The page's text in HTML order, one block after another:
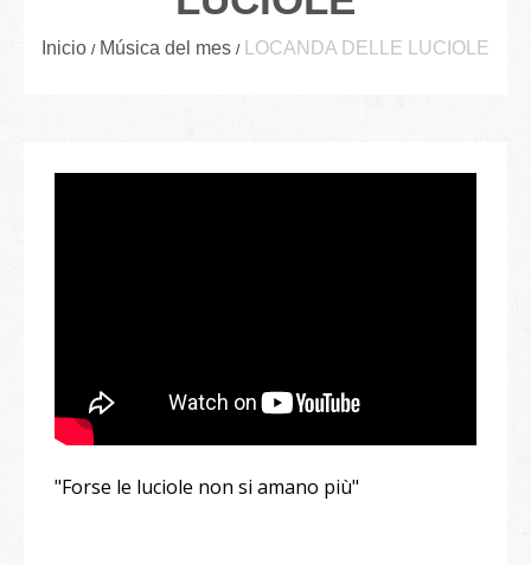
Inicio Música del mes LOCANDA DELLE LUCIOLE
"Forse le luciole non si amano più"